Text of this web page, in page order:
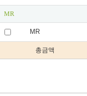
MR
MR
총금액